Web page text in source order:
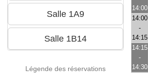
Légende des réservations
14:00
14:00
-
14:15
14:15
-
14:30